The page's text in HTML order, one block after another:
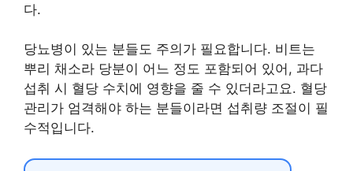
다.
당뇨병이 있는 분들도 주의가 필요합니다. 비트는
뿌리 채소라 당분이 어느 정도 포함되어 있어, 과다
섭취 시 혈당 수치에 영향을 줄 수 있더라고요. 혈당
관리가 엄격해야 하는 분들이라면 섭취량 조절이 필
수적입니다.